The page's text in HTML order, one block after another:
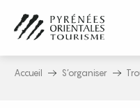
contenu
principal
Accueil S’organiser